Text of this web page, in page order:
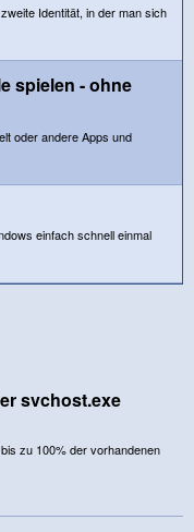
Identität, in der man sich
spielen - ohne
oder andere Apps und
einfach schnell einmal
svchost.exe
zu 100% der vorhandenen